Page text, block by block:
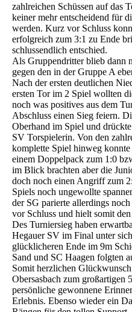
zahlreichen Schüssen auf das
keiner mehr entscheidend für
werden. Kurz vor Schluss
erfolgreich zum 3:1 zu Ende
schlussendlich entschied.
Als Gruppendritter blieb dann
gegen den in der Gruppe A
Nach der ersten deutlichen
ersten Tor im 2 Spiel wollten
noch was positives aus dem
Abschluss einen Sieg feiern.
Oberhand im Spiel und
SV Torspielerin. Von den
komplette Spiel hinweg
einem Doppelpack zum 1:0
im Blick brachten aber die
doch noch einen Angriff zum
Spiels noch ungewollte
der SG parierte allerdings
vor Schluss und hielt somit
Des Turniersieg haben
Hegauer SV im Final unter
glücklicheren Ende im 9m
Sand und SC Haagen folgten
Somit herzlichen
Obersasbach zum großartigen
persönliche gewonnene
Erlebnis. Ebenso wieder ein